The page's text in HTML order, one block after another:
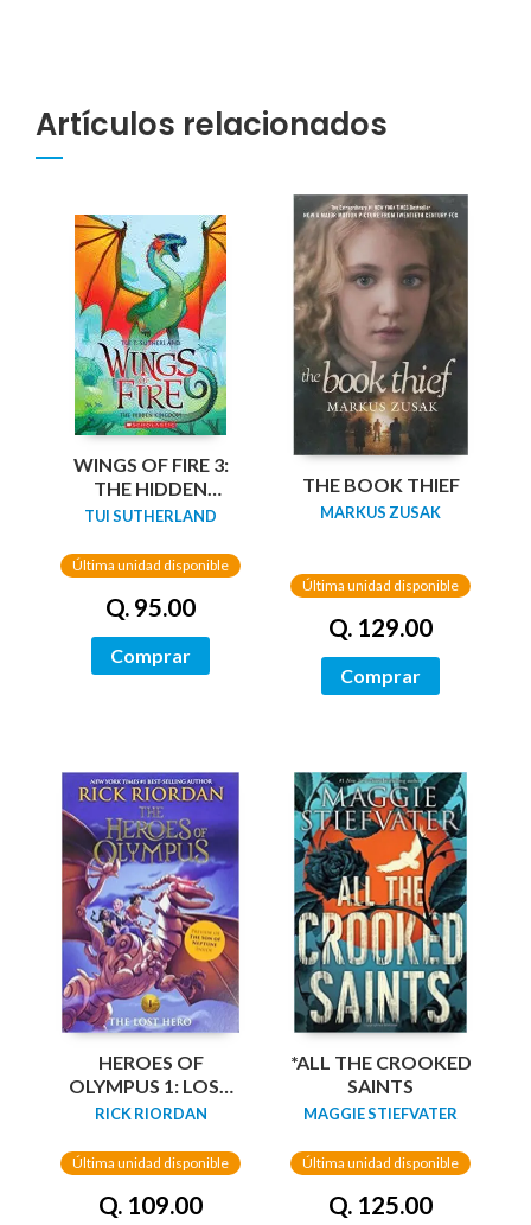
Artículos relacionados
WINGS OF FIRE 3:
THE HIDDEN
KINGDOM
TUI SUTHERLAND
Última unidad disponible
Q. 95.00
Comprar
THE BOOK THIEF
MARKUS ZUSAK
Última unidad disponible
Q. 129.00
Comprar
HEROES OF
OLYMPUS 1: LOST
HERO
RICK RIORDAN
Última unidad disponible
Q. 109.00
*ALL THE CROOKED
SAINTS
MAGGIE STIEFVATER
Última unidad disponible
Q. 125.00